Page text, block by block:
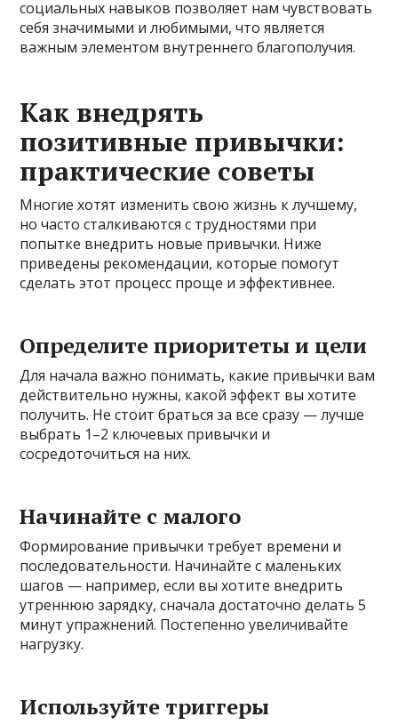
социальных навыков позволяет нам чувствовать
себя значимыми и любимыми, что является
важным элементом внутреннего благополучия.
Как внедрять
позитивные привычки:
практические советы
Многие хотят изменить свою жизнь к лучшему,
но часто сталкиваются с трудностями при
попытке внедрить новые привычки. Ниже
приведены рекомендации, которые помогут
сделать этот процесс проще и эффективнее.
Определите приоритеты и цели
Для начала важно понимать, какие привычки вам
действительно нужны, какой эффект вы хотите
получить. Не стоит браться за все сразу — лучше
выбрать 1–2 ключевых привычки и
сосредоточиться на них.
Начинайте с малого
Формирование привычки требует времени и
последовательности. Начинайте с маленьких
шагов — например, если вы хотите внедрить
утреннюю зарядку, сначала достаточно делать 5
минут упражнений. Постепенно увеличивайте
нагрузку.
Используйте триггеры